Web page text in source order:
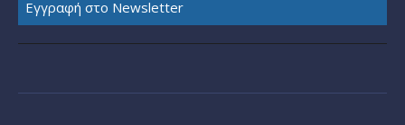
Εγγραφή στο Newsletter